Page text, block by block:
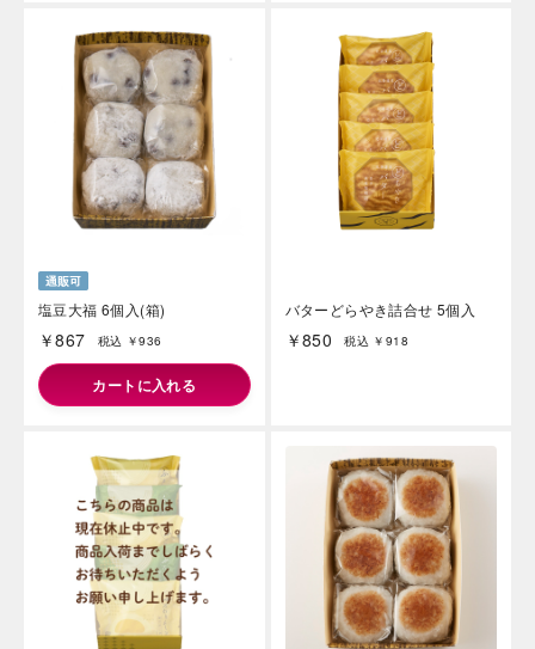
塩豆大福 6個入(箱)
￥867 税込 ￥936
カートに入れる
バターどらやき詰合せ 5個入
￥850 税込 ￥918